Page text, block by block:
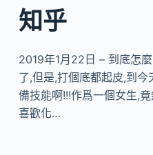
知乎
2019年1月22日 – 到底怎
了,但是,打個底都起皮,到
備技能啊!!!作爲一個女生,
喜歡化…